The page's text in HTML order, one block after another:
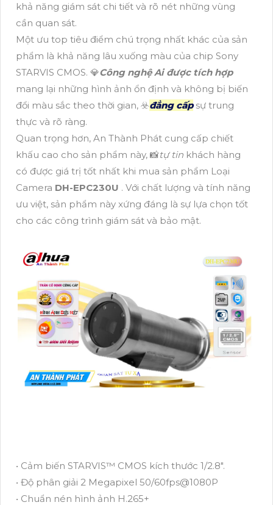
khả năng giám sát chi tiết và rõ nét những vùng
cần quan sát.
Một ưu top tiêu điểm chú trọng nhất khác của sản
phẩm là khả năng lâu xuống màu của chip Sony
STARVIS CMOS. 💎Công nghệ Ai được tích hợp
mang lại những hình ảnh ổn định và không bị biến
đổi màu sắc theo thời gian, ☣️đẳng cấpsự trung
thực và rõ ràng.
Quan trọng hơn, An Thành Phát cung cấp chiết
khấu cao cho sản phẩm này, 📸tự tin khách hàng
có được giá trị tốt nhất khi mua sản phẩm Loại
Camera DH-EPC230U . Với chất lượng và tính năng
ưu việt, sản phẩm này xứng đáng là sự lựa chọn tốt
cho các công trình giám sát và bảo mật.
• Cảm biến STARVIS™ CMOS kích thước 1/2.8".
• Độ phân giải 2 Megapixel 50/60fps@1080P
• Chuẩn nén hình ảnh H.265+